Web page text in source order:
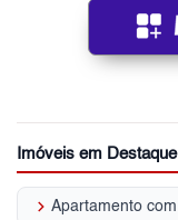
Imóveis em Destaque
keyboard_arrow_right